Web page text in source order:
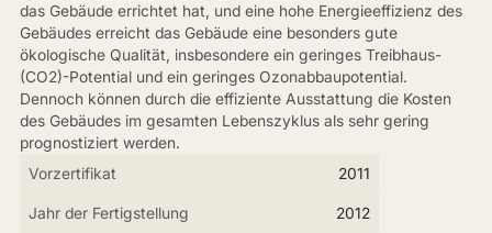
das Gebäude errichtet hat, und eine hohe Energieeffizienz des
Gebäudes erreicht das Gebäude eine besonders gute
ökologische Qualität, insbesondere ein geringes Treibhaus-
(CO2)-Potential und ein geringes Ozonabbaupotential.
Dennoch können durch die effiziente Ausstattung die Kosten
des Gebäudes im gesamten Lebenszyklus als sehr gering
prognostiziert werden.
Vorzertifikat
2011
Jahr der Fertigstellung 2012